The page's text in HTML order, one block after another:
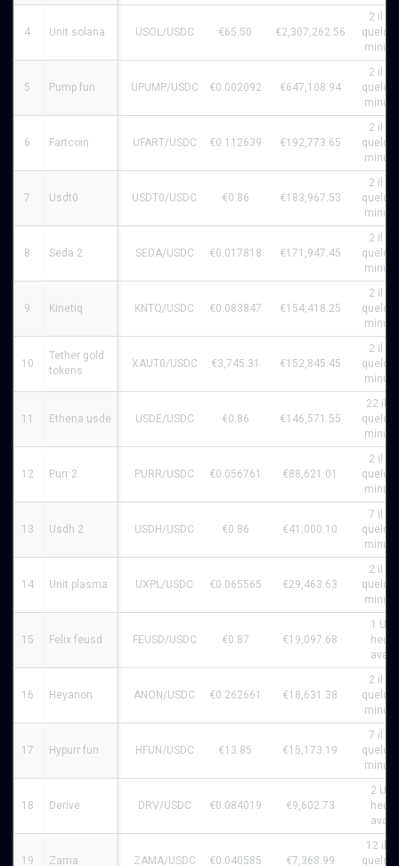
4 Unit solana USOL/USDC €65.50 €2,307,262.56
2 il y a
5 Pump fun UPUMP/USDC €0.002092 €647,108.94
2 il y a
6 Fartcoin UFART/USDC €0.112639 €192,773.65
2 il y a
7 Usdt0 USDT0/USDC €0.86 €183,967.53
2 il y a
8 Seda 2 SEDA/USDC €0.017818 €171,947.45
2 il y a
9 Kinetiq KNTQ/USDC €0.083847 €154,418.25
2 il y a
10
Tether gold
tokens
XAUT0/USDC €3,745.31 €152,845.45
2 il y a
11 Ethena usde USDE/USDC €0.86 €146,571.55
22 il y
12 Purr 2 PURR/USDC €0.056761 €88,621.01
2 il y a
13 Usdh 2 USDH/USDC €0.86 €41,000.10
7 il y a
14 Unit plasma UXPL/USDC €0.065565 €29,463.63
2 il y a
15 Felix feusd FEUSD/USDC €0.87 €19,097.68
1 Une
heure
avant
16 Heyanon ANON/USDC €0.262661 €18,631.38
2 il y a
17 Hypurr fun HFUN/USDC €13.85 €15,173.19
7 il y a
18 Derive DRV/USDC €0.084019 €9,602.73
2 Une
heure
avant
19 Zama ZAMA/USDC €0.040585 €7,368.99
12 il y